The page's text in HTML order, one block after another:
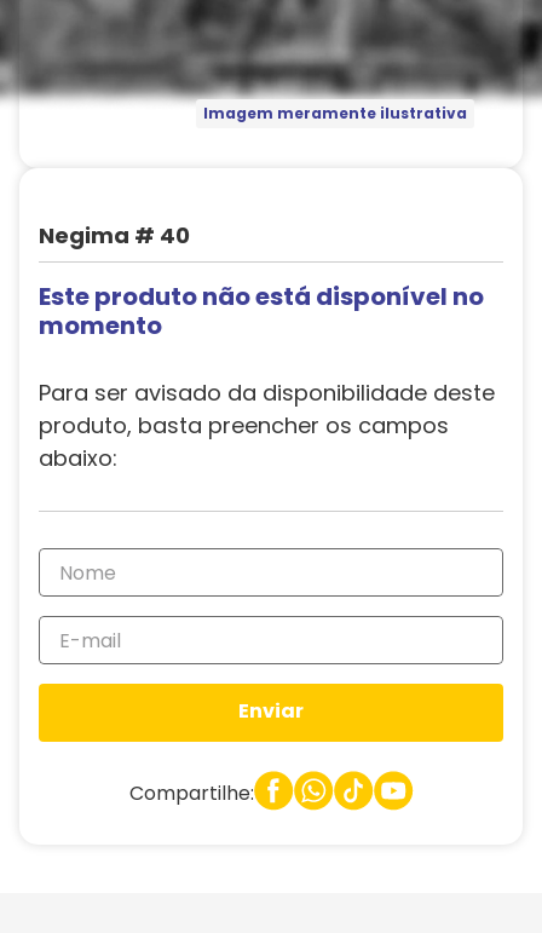
Imagem meramente ilustrativa
Negima # 40
Este produto não está disponível no
momento
Para ser avisado da disponibilidade deste
produto, basta preencher os campos
abaixo:
Enviar
Compartilhe: